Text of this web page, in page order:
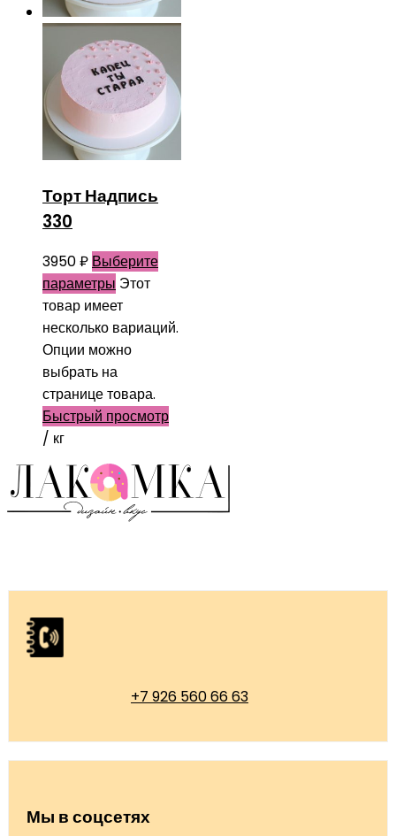
Торт Надпись
330
3950₽ Выберите
параметры Этот
товар имеет
несколько вариаций.
Опции можно
выбрать на
странице товара.
Быстрый просмотр
/ кг
+7 926 560 66 63
Мы в соцсетях